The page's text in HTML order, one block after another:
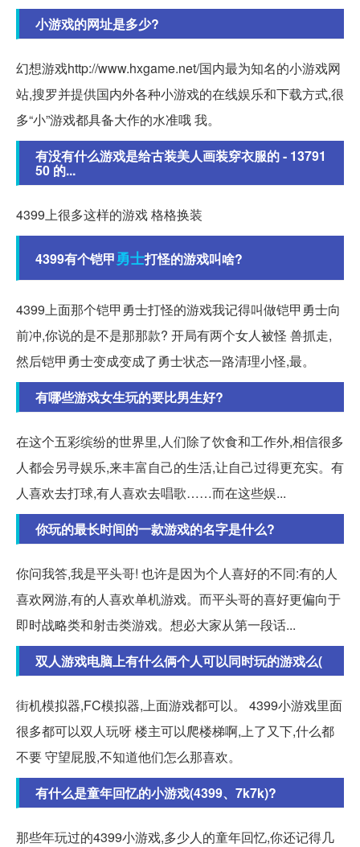
小游戏的网址是多少?
幻想游戏http://www.hxgame.net/国内最为知名的小游戏网
站,搜罗并提供国内外各种小游戏的在线娱乐和下载方式,很
多“小”游戏都具备大作的水准哦 我。
有没有什么游戏是给古装美人画装穿衣服的 - 13791
50 的...
4399上很多这样的游戏 格格换装
4399有个铠甲勇士打怪的游戏叫啥?
4399上面那个铠甲勇士打怪的游戏我记得叫做铠甲勇士向
前冲,你说的是不是那那款? 开局有两个女人被怪 兽抓走,
然后铠甲勇士变成变成了勇士状态一路清理小怪,最。
有哪些游戏女生玩的要比男生好?
在这个五彩缤纷的世界里,人们除了饮食和工作外,相信很多
人都会另寻娱乐,来丰富自己的生活,让自己过得更充实。有
人喜欢去打球,有人喜欢去唱歌……而在这些娱...
你玩的最长时间的一款游戏的名字是什么?
你问我答,我是平头哥! 也许是因为个人喜好的不同:有的人
喜欢网游,有的人喜欢单机游戏。而平头哥的喜好更偏向于
即时战略类和射击类游戏。想必大家从第一段话...
双人游戏电脑上有什么俩个人可以同时玩的游戏么(
街机模拟器,FC模拟器,上面游戏都可以。 4399小游戏里面
很多都可以双人玩呀 楼主可以爬楼梯啊,上了又下,什么都
不要 守望屁股,不知道他们怎么那喜欢。
有什么是童年回忆的小游戏(4399、7k7k)?
那些年玩过的4399小游戏,多少人的童年回忆,你还记得几